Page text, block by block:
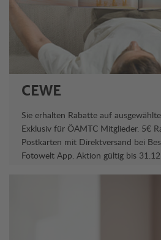
CEWE
Sie erhalten Rabatte auf
Exklusiv für ÖAMTC Mitglieder. 5€
Postkarten mit Direktversand bei
Fotowelt App. Aktion gültig bis